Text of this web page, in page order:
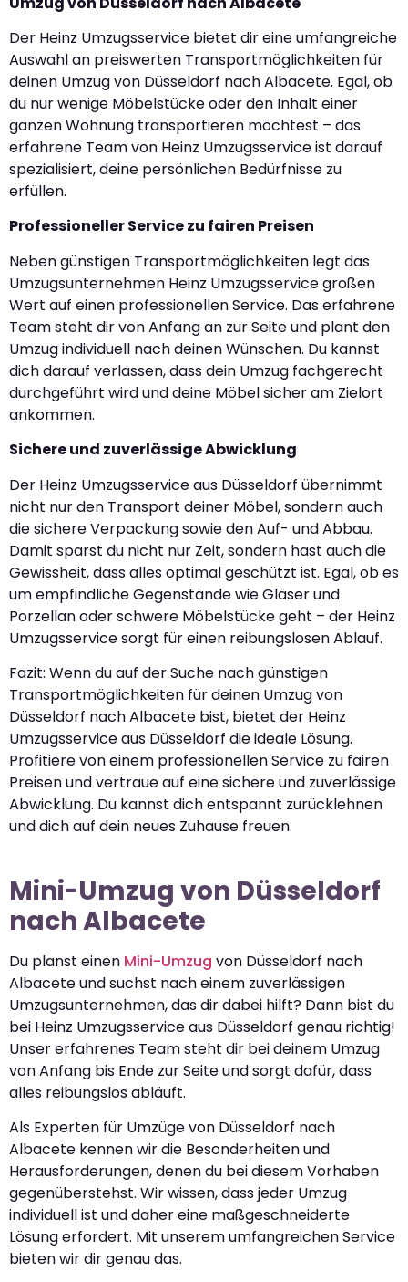
Der Heinz Umzugsservice bietet dir eine umfangreiche
Auswahl an preiswerten Transportmöglichkeiten für
deinen Umzug von Düsseldorf nach Albacete. Egal, ob
du nur wenige Möbelstücke oder den Inhalt einer
ganzen Wohnung transportieren möchtest – das
erfahrene Team von Heinz Umzugsservice ist darauf
spezialisiert, deine persönlichen Bedürfnisse zu
erfüllen.
Professioneller Service zu fairen Preisen
Neben günstigen Transportmöglichkeiten legt das
Umzugsunternehmen Heinz Umzugsservice großen
Wert auf einen professionellen Service. Das erfahrene
Team steht dir von Anfang an zur Seite und plant den
Umzug individuell nach deinen Wünschen. Du kannst
dich darauf verlassen, dass dein Umzug fachgerecht
durchgeführt wird und deine Möbel sicher am Zielort
ankommen.
Sichere und zuverlässige Abwicklung
Der Heinz Umzugsservice aus Düsseldorf übernimmt
nicht nur den Transport deiner Möbel, sondern auch
die sichere Verpackung sowie den Auf- und Abbau.
Damit sparst du nicht nur Zeit, sondern hast auch die
Gewissheit, dass alles optimal geschützt ist. Egal, ob es
um empfindliche Gegenstände wie Gläser und
Porzellan oder schwere Möbelstücke geht – der Heinz
Umzugsservice sorgt für einen reibungslosen Ablauf.
Fazit: Wenn du auf der Suche nach günstigen
Transportmöglichkeiten für deinen Umzug von
Düsseldorf nach Albacete bist, bietet der Heinz
Umzugsservice aus Düsseldorf die ideale Lösung.
Profitiere von einem professionellen Service zu fairen
Preisen und vertraue auf eine sichere und zuverlässige
Abwicklung. Du kannst dich entspannt zurücklehnen
und dich auf dein neues Zuhause freuen.
Mini-Umzug von Düsseldorf
nach Albacete
Du planst einen Mini-Umzug von Düsseldorf nach
Albacete und suchst nach einem zuverlässigen
Umzugsunternehmen, das dir dabei hilft? Dann bist du
bei Heinz Umzugsservice aus Düsseldorf genau richtig!
Unser erfahrenes Team steht dir bei deinem Umzug
von Anfang bis Ende zur Seite und sorgt dafür, dass
alles reibungslos abläuft.
Als Experten für Umzüge von Düsseldorf nach
Albacete kennen wir die Besonderheiten und
Herausforderungen, denen du bei diesem Vorhaben
gegenüberstehst. Wir wissen, dass jeder Umzug
individuell ist und daher eine maßgeschneiderte
Lösung erfordert. Mit unserem umfangreichen Service
bieten wir dir genau das.